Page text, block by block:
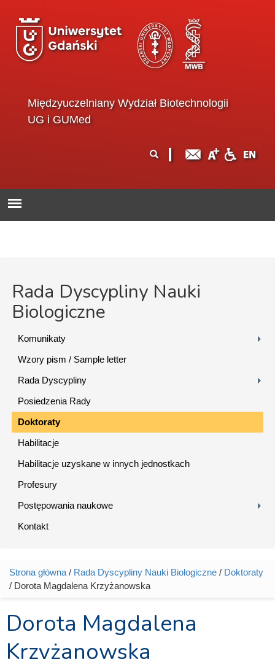
Międzyuczelniany Wydział Biotechnologii
UG i GUMed
wyszukiwania
Rada Dyscypliny Nauki
Biologiczne
Komunikaty
Wzory pism / Sample letter
Rada Dyscypliny
Posiedzenia Rady
Doktoraty
Habilitacje
Habilitacje uzyskane w innych jednostkach
Profesury
Postępowania naukowe
Kontakt
Jesteś tutaj
Strona główna / Rada Dyscypliny Nauki Biologiczne / Doktoraty
/ Dorota Magdalena Krzyżanowska
Dorota Magdalena
Krzyżanowska